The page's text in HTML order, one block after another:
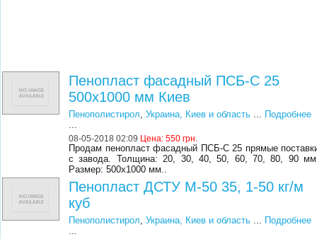
Пенопласт фасадный ПСБ-С 25
500х1000 мм Киев
Пенополистирол,Украина, Киев и область ... Подробнее
...
08-05-2018 02:09 Цена:550 грн.
Продам пенопласт фасадный ПСБ-С 25 прямые
с завода. Толщина: 20, 30, 40, 50, 60, 70, 80, 90
Размер: 500х1000 мм..
Пенопласт ДСТУ М-50 35, 1-50 кг/м
куб
Пенополистирол,Украина, Киев и область ... Подробнее
...